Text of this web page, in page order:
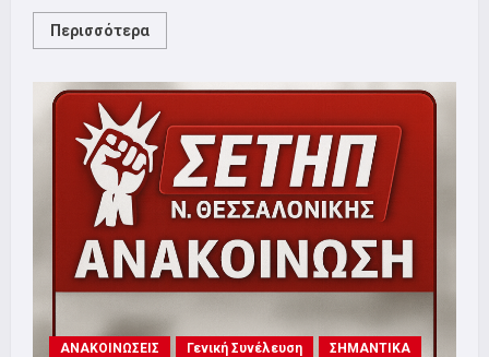
Περισσότερα
more
Πολιτισμού
–
Δημιουργία
κινηματογραφικής
ομάδας!
ΑΝΑΚΟΙΝΩΣΕΙΣ Γενική Συνέλευση ΣΗΜΑΝΤΙΚΑ